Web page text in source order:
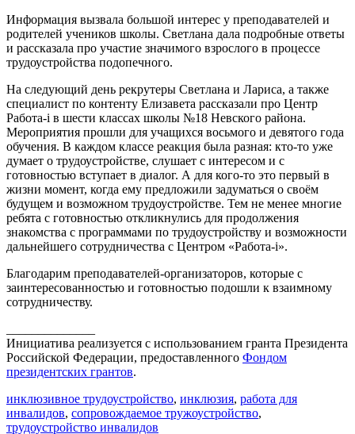
Информация вызвала большой интерес у преподавателей и
родителей учеников школы. Светлана дала подробные ответы
и рассказала про участие значимого взрослого в процессе
трудоустройства подопечного.
На следующий день рекрутеры Светлана и Лариса, а также
специалист по контенту Елизавета рассказали про Центр
Работа-i в шести классах школы №18 Невского района.
Мероприятия прошли для учащихся восьмого и девятого года
обучения. В каждом классе реакция была разная: кто-то уже
думает о трудоустройстве, слушает с интересом и с
готовностью вступает в диалог. А для кого-то это первый в
жизни момент, когда ему предложили задуматься о своём
будущем и возможном трудоустройстве. Тем не менее многие
ребята с готовностью откликнулись для продолжения
знакомства с программами по трудоустройству и возможности
дальнейшего сотрудничества с Центром «Работа-i».
Благодарим преподавателей-организаторов, которые с
заинтересованностью и готовностью подошли к взаимному
сотрудничеству.
Инициатива реализуется с использованием гранта Президента
Российской Федерации, предоставленного Фондом
президентских грантов.
инклюзивное трудоустройство, инклюзия, работа для
инвалидов, сопровождаемое тружоустройство,
трудоустройство инвалидов